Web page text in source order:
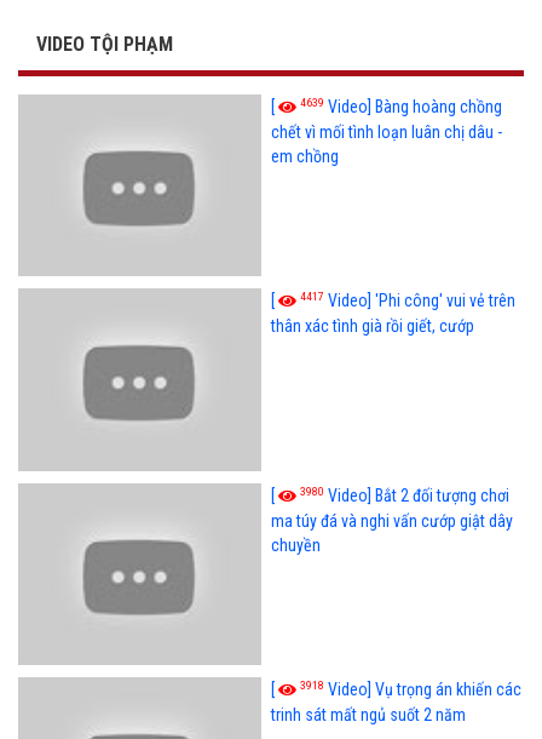
VIDEO TỘI PHẠM
[ 4639 Video] Bàng hoàng chồng
chết vì mối tình loạn luân chị dâu -
em chồng
[ 4417 Video] 'Phi công' vui vẻ trên
thân xác tình già rồi giết, cướp
[ 3980 Video] Bắt 2 đối tượng chơi
ma túy đá và nghi vấn cướp giật dây
chuyền
[ 3918 Video] Vụ trọng án khiến các
trinh sát mất ngủ suốt 2 năm